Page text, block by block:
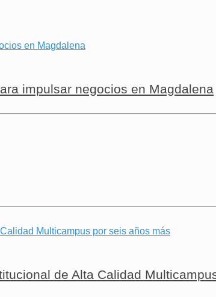
impulsar negocios en Magdalena
de Alta Calidad